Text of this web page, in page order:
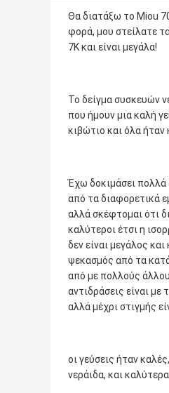
Θα διατάξω το Miou
φορά, μου στείλατε
7K και είναι μεγάλα!
Το δείγμα συσκευών
που ήμουν μια καλή
κιβώτιο και όλα ήταν
Έχω δοκιμάσει
από τα διαφορετικά
αλλά σκέφτομαι ότι
καλύτεροι έτσι η
δεν είναι μεγάλος
ψεκασμός από τα
από με πολλούς
αντιδράσεις είναι με
αλλά μέχρι στιγμής
οι γεύσεις ήταν
νεράιδα, και